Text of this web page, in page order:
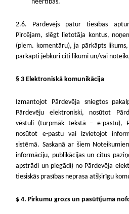
neērtības.
2.6. Pārdevējs patur tiesības
Pircējam, slēgt lietotāja kontus,
(piem. komentāru), ja pārkāpts
pārkāpti jebkuri citi likumi un/vai
§ 3 Elektroniskā komunikācija
Izmantojot Pārdevēja sniegtos
Pārdevēju elektroniski, nosūtot
vēstuli (turpmāk tekstā – e-pastu),
nosūtot e-pastu vai izvietojot
sistēmā. Saskaņā ar šiem
informāciju, publikācijas un citus
apstrādi un piegādi) no Pārdevēja
tiesiskās prasības neprasa atšķirīgu
$ 4. Pirkumu grozs un pasūtījuma